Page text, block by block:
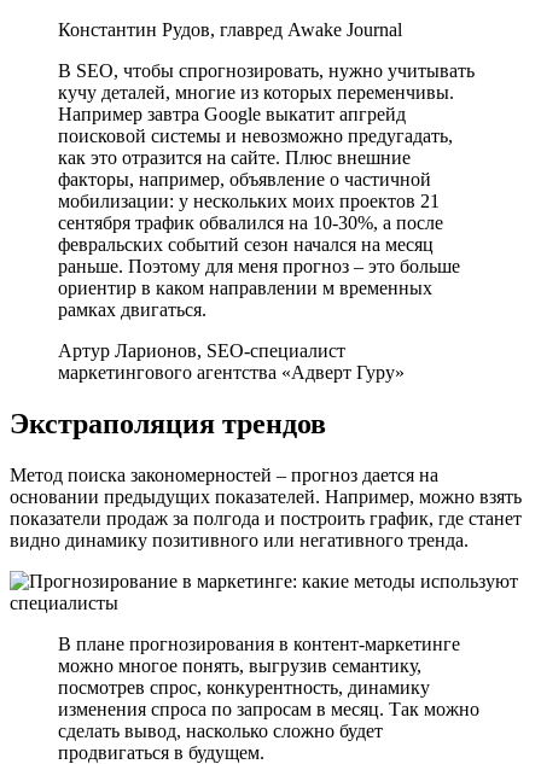
Константин Рудов, главред Awake Journal
В SEO, чтобы спрогнозировать, нужно учитывать
кучу деталей, многие из которых переменчивы.
Например завтра Google выкатит апгрейд
поисковой системы и невозможно предугадать,
как это отразится на сайте. Плюс внешние
факторы, например, объявление о частичной
мобилизации: у нескольких моих проектов 21
сентября трафик обвалился на 10-30%, а после
февральских событий сезон начался на месяц
раньше. Поэтому для меня прогноз – это больше
ориентир в каком направлении м временных
рамках двигаться.
Артур Ларионов, SEO-специалист
маркетингового агентства «Адверт Гуру»
Экстраполяция трендов
Метод поиска закономерностей – прогноз дается на
основании предыдущих показателей. Например, можно взять
показатели продаж за полгода и построить график, где станет
видно динамику позитивного или негативного тренда.
В плане прогнозирования в контент-маркетинге
можно многое понять, выгрузив семантику,
посмотрев спрос, конкурентность, динамику
изменения спроса по запросам в месяц. Так можно
сделать вывод, насколько сложно будет
продвигаться в будущем.